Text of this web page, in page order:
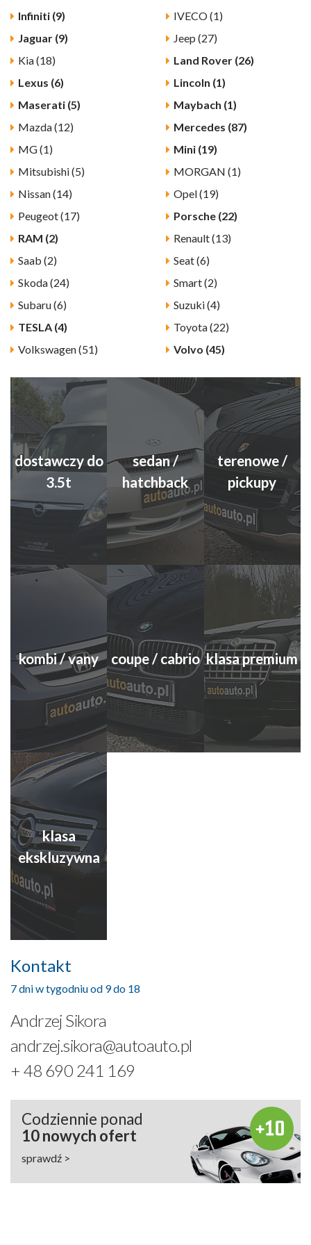
Infiniti (9)
IVECO (1)
Jaguar (9)
Jeep (27)
Kia (18)
Land Rover (26)
Lexus (6)
Lincoln (1)
Maserati (5)
Maybach (1)
Mazda (12)
Mercedes (87)
MG (1)
Mini (19)
Mitsubishi (5)
MORGAN (1)
Nissan (14)
Opel (19)
Peugeot (17)
Porsche (22)
RAM (2)
Renault (13)
Saab (2)
Seat (6)
Skoda (24)
Smart (2)
Subaru (6)
Suzuki (4)
TESLA (4)
Toyota (22)
Volkswagen (51)
Volvo (45)
dostawczy do
3.5t
sedan /
hatchback
terenowe /
pickupy
kombi / vany coupe / cabrio klasa premium
klasa
ekskluzywna
Kontakt
7 dni w tygodniu od 9 do 18
Andrzej Sikora
andrzej.sikora@autoauto.pl
+ 48 690 241 169
Codziennie ponad
10 nowych ofert
sprawdź >